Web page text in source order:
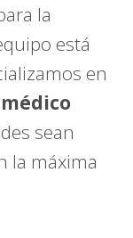
la
está
en
sean
la máxima